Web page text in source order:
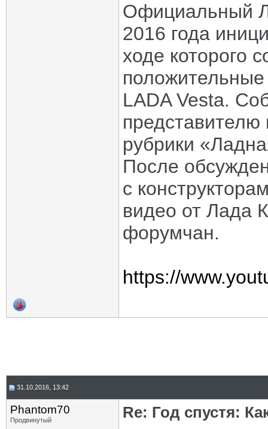
Официальный
2016 года
ходе которого
LADA Vesta.
рубрики
После
с
видео от Лада
форумчан.
https://
31.10.2016, 13:42
Phantom70
Продвинутый
Re: Год спустя: